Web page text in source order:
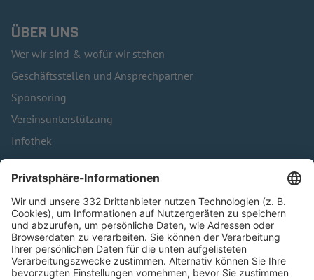
ÜBER UNS
Wer wir sind & wofür wir stehen
Geschäftsstellen und Ansprechpartner
Sponsoring
Vereinsunterstützung
Infothek
Kontakt
HÄUFIG BESUCHTE SEITEN
Pässe und Vereinswechsel
Trainerausbildung
Schulungsangebot Vereinsmitarbeiter